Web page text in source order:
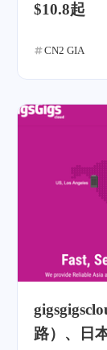
$10.8起
CN2 GIA
路）、日